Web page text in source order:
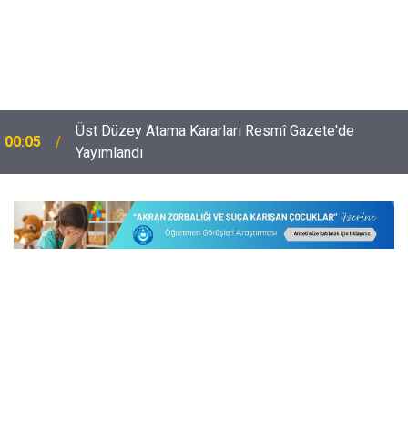
23:54
Çocuğu Olan Öğretmenlere Sene Başı Seminerleri
İçin Kötü Haber